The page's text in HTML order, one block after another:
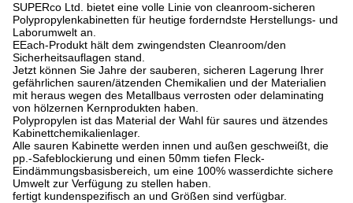
SUPERco Ltd. bietet eine volle Linie von cleanroom-sicheren
Polypropylenkabinetten für heutige forderndste Herstellungs- und
Laborumwelt an.
EEach-Produkt hält dem zwingendsten Cleanroom/den
Sicherheitsauflagen stand.
Jetzt können Sie Jahre der sauberen, sicheren Lagerung Ihrer
gefährlichen sauren/ätzenden Chemikalien und der Materialien
mit heraus wegen des Metallbaus verrosten oder delaminating
von hölzernen Kernprodukten haben.
Polypropylen ist das Material der Wahl für saures und ätzendes
Kabinettchemikalienlager.
Alle sauren Kabinette werden innen und außen geschweißt, die
pp.-Safeblockierung und einen 50mm tiefen Fleck-
Eindämmungsbasisbereich, um eine 100% wasserdichte sichere
Umwelt zur Verfügung zu stellen haben.
fertigt kundenspezifisch an und Größen sind verfügbar.